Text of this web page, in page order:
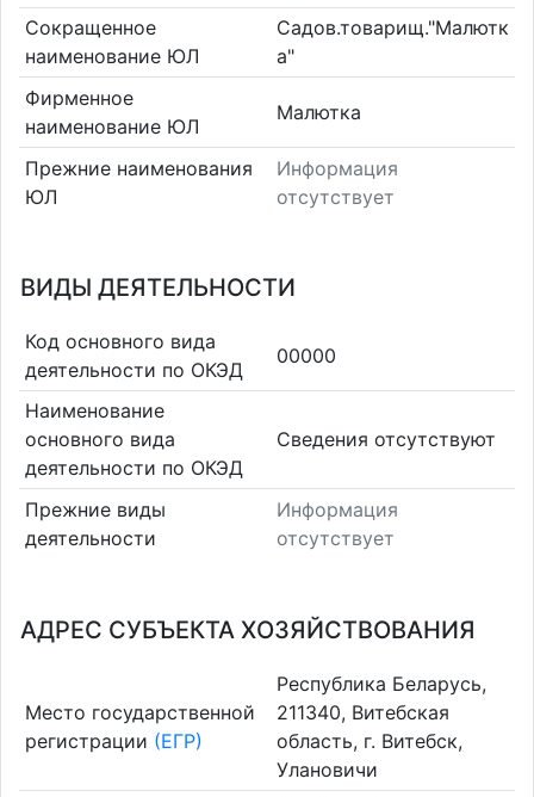
Сокращенное
наименование ЮЛ
Садов.товарищ."Малютк
а"
Фирменное
наименование ЮЛ
Малютка
Прежние наименования
ЮЛ
Информация
отсутствует
ВИДЫ ДЕЯТЕЛЬНОСТИ
Код основного вида
деятельности по ОКЭД
00000
Наименование
основного вида
деятельности по ОКЭД
Cведения отсутствуют
Прежние виды
деятельности
Информация
отсутствует
АДРЕС СУБЪЕКТА ХОЗЯЙСТВОВАНИЯ
Место государственной
регистрации (ЕГР)
Республика Беларусь,
211340, Витебская
область, г. Витебск,
Улановичи